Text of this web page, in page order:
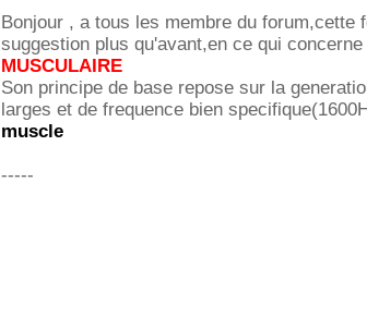
Bonjour , a tous les membre du
suggestion plus qu'avant,en ce qui
MUSCULAIRE
Son principe de base repose sur la
larges et de frequence bien
muscle
-----